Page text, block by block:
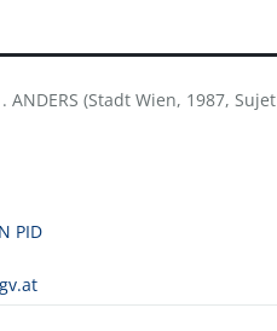
ANDERS (Stadt Wien, 1987, Sujet
PID